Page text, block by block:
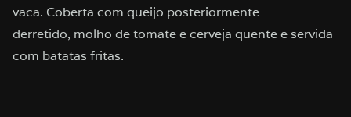
vaca. Coberta com queijo posteriormente
derretido, molho de tomate e cerveja quente e servida
com batatas fritas.